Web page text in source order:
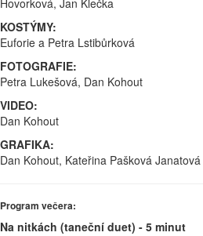
KOSTÝMY:
Euforie a Petra Lstibůrková
FOTOGRAFIE:
Petra Lukešová, Dan Kohout
VIDEO:
Dan Kohout
GRAFIKA:
Dan Kohout, Kateřina Pašková Janatová
Program večera:
Na nitkách (taneční duet) - 5 minut